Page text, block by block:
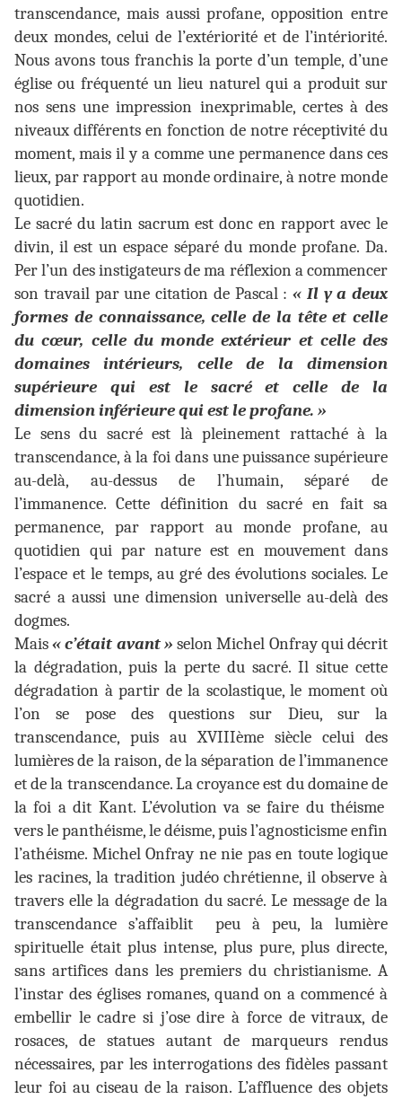
transcendance, mais aussi profane, opposition entre
deux mondes, celui de l’extériorité et de l’intériorité.
Nous avons tous franchis la porte d’un temple, d’une
église ou fréquenté un lieu naturel qui a produit sur
nos sens une impression inexprimable, certes à des
niveaux différents en fonction de notre réceptivité du
moment, mais il y a comme une permanence dans ces
lieux, par rapport au monde ordinaire, à notre monde
quotidien.
Le sacré du latin sacrum est donc en rapport avec le
divin, il est un espace séparé du monde profane. Da.
Per l’un des instigateurs de ma réflexion a commencer
son travail par une citation de Pascal : « Il y a deux
formes de connaissance, celle de la tête et celle
du cœur, celle du monde extérieur et celle des
domaines intérieurs, celle de la dimension
supérieure qui est le sacré et celle de la
dimension inférieure qui est le profane. »
Le sens du sacré est là pleinement rattaché à la
transcendance, à la foi dans une puissance supérieure
au-delà, au-dessus de l’humain, séparé de
l’immanence. Cette définition du sacré en fait sa
permanence, par rapport au monde profane, au
quotidien qui par nature est en mouvement dans
l’espace et le temps, au gré des évolutions sociales. Le
sacré a aussi une dimension universelle au-delà des
dogmes.
Mais« c’était avant » selon Michel Onfray qui décrit
la dégradation, puis la perte du sacré. Il situe cette
dégradation à partir de la scolastique, le moment où
l’on se pose des questions sur Dieu, sur la
transcendance, puis au XVIIIème siècle celui des
lumières de la raison, de la séparation de l’immanence
et de la transcendance. La croyance est du domaine de
la foi a dit Kant. L’évolution va se faire du théisme
vers le panthéisme, le déisme, puis l’agnosticisme enfin
l’athéisme. Michel Onfray ne nie pas en toute logique
les racines, la tradition judéo chrétienne, il observe à
travers elle la dégradation du sacré. Le message de la
transcendance s’affaiblit peu à peu, la lumière
spirituelle était plus intense, plus pure, plus directe,
sans artifices dans les premiers du christianisme. A
l’instar des églises romanes, quand on a commencé à
embellir le cadre si j’ose dire à force de vitraux, de
rosaces, de statues autant de marqueurs rendus
nécessaires, par les interrogations des fidèles passant
leur foi au ciseau de la raison. L’affluence des objets